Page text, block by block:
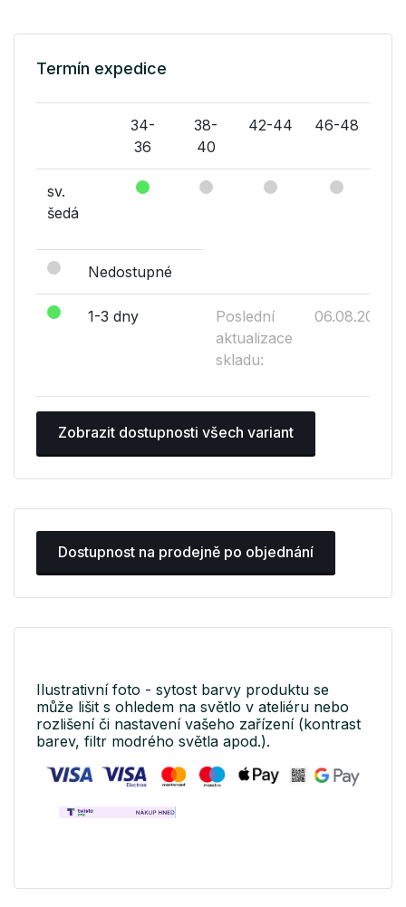
Termín expedice
34-
36
38-
40
42-44 46-48
sv.
šedá
Nedostupné
1-3 dny
Poslední
aktualizace
skladu:
06.08.2026
Zobrazit dostupnosti všech variant
Dostupnost na prodejně po objednání
Ilustrativní foto - sytost barvy produktu se
může lišit s ohledem na světlo v ateliéru nebo
rozlišení či nastavení vašeho zařízení (kontrast
barev, filtr modrého světla apod.).